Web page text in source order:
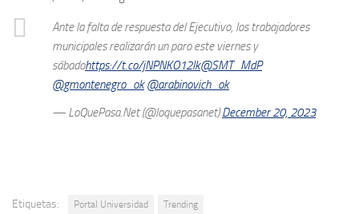
Ante la falta de respuesta del Ejecutivo, los trabajadores
municipales realizarán un paro este viernes y
sábadohttps://t.co/jNPNKO12lk@SMT_MdP
@gmontenegro_ok @arabinovich_ok
— LoQuePasa.Net (@loquepasanet)December 20, 2023
Etiquetas: Portal Universidad
Trending